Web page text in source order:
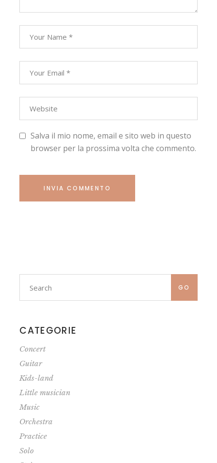
Salva il mio nome, email e sito web in questo
browser per la prossima volta che commento.
INVIA COMMENTO
GO
CATEGORIE
Concert
Guitar
Kids-land
Little musician
Music
Orchestra
Practice
Solo